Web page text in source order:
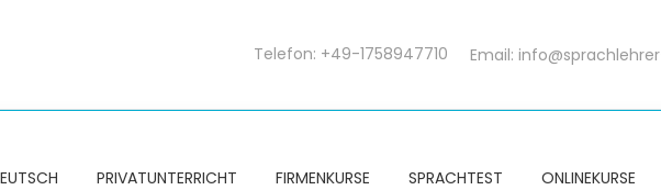
Telefon: +49-1758947710 Email:
PRIVATUNTERRICHT FIRMENKURSE SPRACHTEST ONLINEKURSE